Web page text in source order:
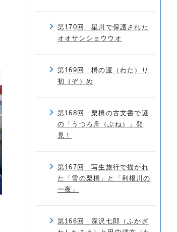
第170回 星川で保護された
オオサンショウウオ
第169回 橋の渡（わた）り
初（ぞ）め
第168回 栗橋の古文書で謎
の「うつろ舟（ぶね）」発
見！
第167回 写生旅行で描かれ
た「雪の栗橋」と「利根川の
一夜」
第166回 深沢七郎（ふかざ